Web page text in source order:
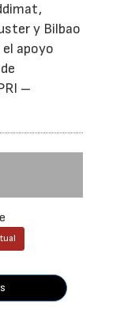
y Bilbao
apoyo
–